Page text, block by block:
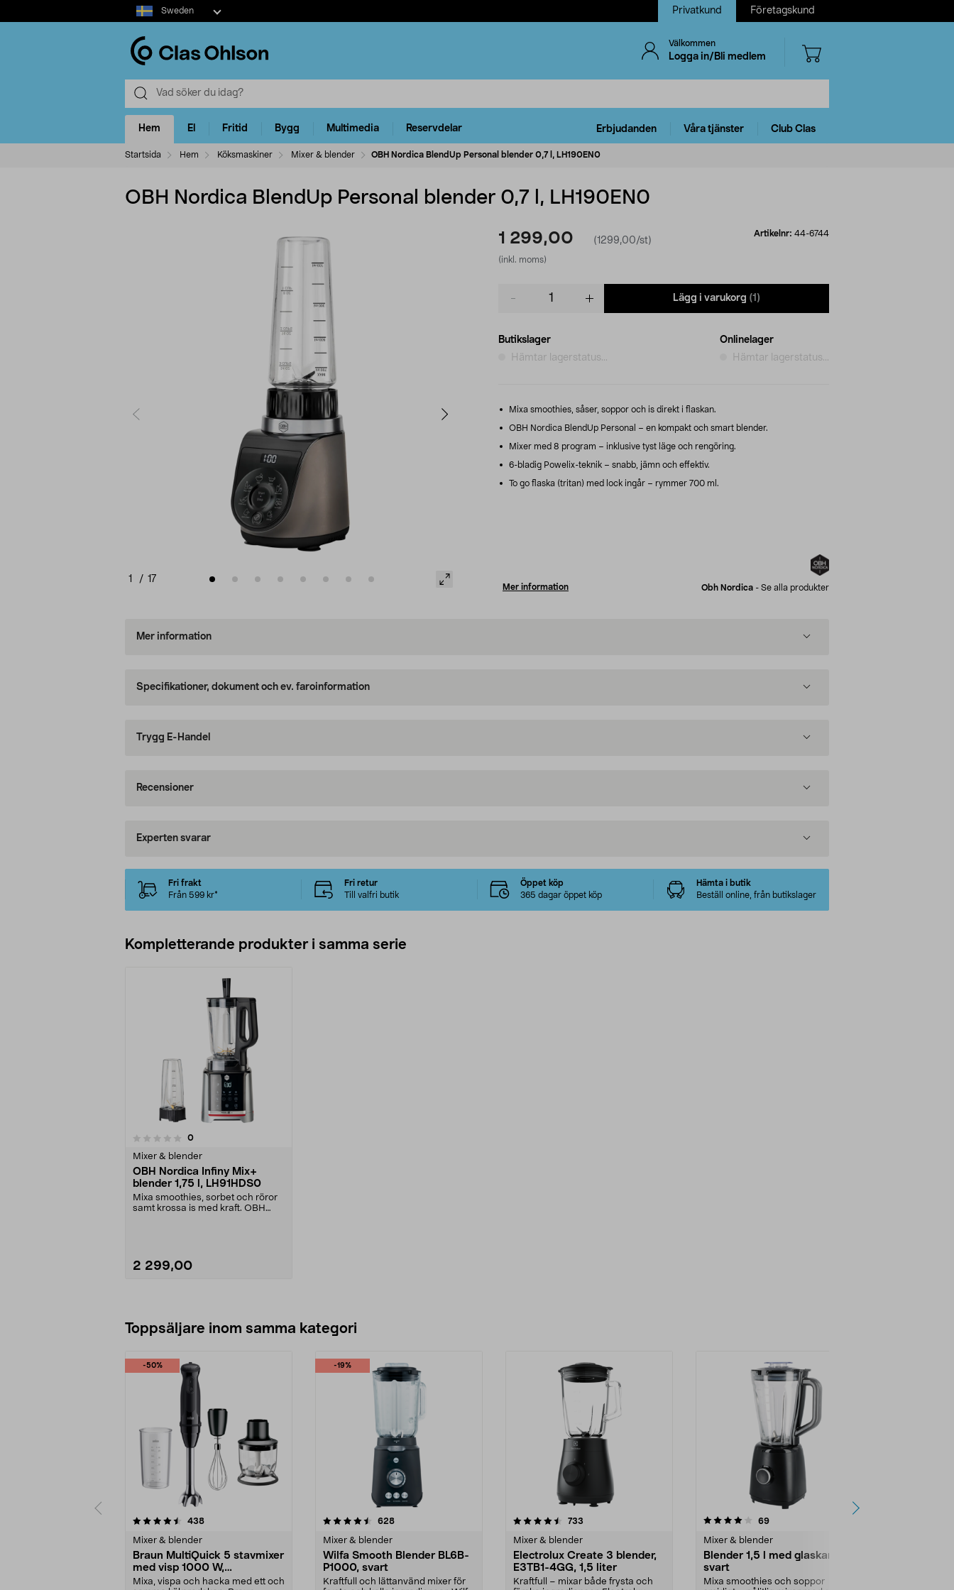
Select
market
Sweden Privatkund Företagskund
Välkommen
Logga in/Bli medlem
Hem El Fritid Bygg Multimedia Reservdelar Erbjudanden Våra tjänster Club Clas
Startsida Hem Köksmaskiner Mixer & blender OBH Nordica BlendUp Personal blender 0,7 l, LH190EN0
OBH Nordica BlendUp Personal blender 0,7 l, LH190EN0
1 / 17
1 299,00 (1299,00/st)
(inkl. moms)
Artikelnr: 44-6744
Lägg i varukorg (1)
Butikslager
Hämtar lagerstatus...
Onlinelager
Hämtar lagerstatus...
Mixa smoothies, såser, soppor och is direkt i flaskan.
OBH Nordica BlendUp Personal – en kompakt och smart blender.
Mixer med 8 program – inklusive tyst läge och rengöring.
6-bladig Powelix-teknik – snabb, jämn och effektiv.
To go flaska (tritan) med lock ingår – rymmer 700 ml.
Mer information Obh Nordica - Se alla produkter
Mer information
Specifikationer, dokument och ev. faroinformation
Trygg E-Handel
Recensioner
Experten svarar
Fri frakt
Från 599 kr*
Fri retur
Till valfri butik
Öppet köp
365 dagar öppet köp
Hämta i butik
Beställ online, från butikslager
Kompletterande produkter i samma serie
0recensioner
Mixer & blender
OBH Nordica Infiny Mix+
blender 1,75 l, LH91HDS0
Mixa smoothies, sorbet och röror
samt krossa is med kraft. OBH
2 299,00
Toppsäljare inom samma kategori
-50%
438recensioner
Mixer & blender
Braun MultiQuick 5 stavmixer
med visp 1000 W,
MQ50202M
Mixa, vispa och hacka med ett och
-19%
4.5 av 5 stjärnor 628recensioner
Mixer & blender
Wilfa Smooth Blender BL6B-
P1000, svart
Kraftfull och lättanvänd mixer för
4.5 av 5 stjärnor 733
Mixer & blender
Electrolux Create 3 blender,
E3TB1-4GG, 1,5 liter
Kraftfull – mixar både frysta och
4.0 av 5 stjärnor 69recensioner
Mixer & blender
Blender 1,5 l med glaskanna,
svart
Mixa smoothies och soppor
3.5 av 5 stjärnor